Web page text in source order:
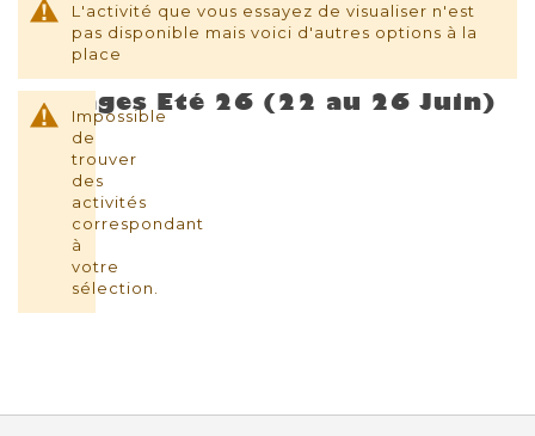
L'activité que vous essayez de visualiser n'est
pas disponible mais voici d'autres options à la
place
Stages Eté 26 (22 au 26 Juin)
Impossible
de
trouver
des
activités
correspondant
à
votre
sélection.